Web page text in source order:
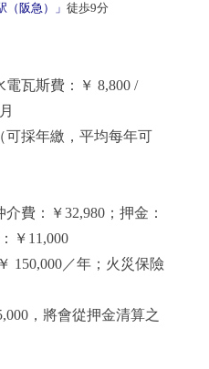
（阪急）」徒歩9分
瓦斯費：
￥ 8,800 /
可採年繳，平均每年可
費：￥32,980；押金：
￥11,000
￥ 150,000／年 ；火災保險
，將會從押金清算之